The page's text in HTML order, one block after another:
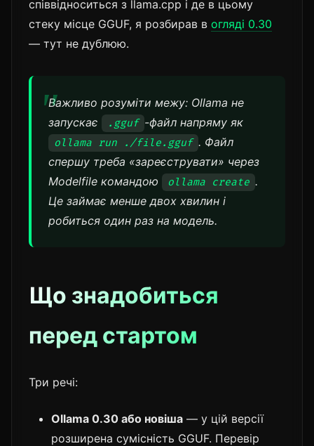
співвідноситься з llama.cpp і де в цьому
стеку місце GGUF, я розбирав в огляді 0.30
— тут не дублюю.
Важливо розуміти межу: Ollama не
запускає
.gguf -файл напряму як
ollama run ./file.gguf . Файл
спершу треба «зареєструвати» через
Modelfile командою
ollama create .
Це займає менше двох хвилин і
робиться один раз на модель.
Що знадобиться
перед стартом
Три речі:
Ollama 0.30 або новіша — у цій версії
розширена сумісність GGUF. Перевір